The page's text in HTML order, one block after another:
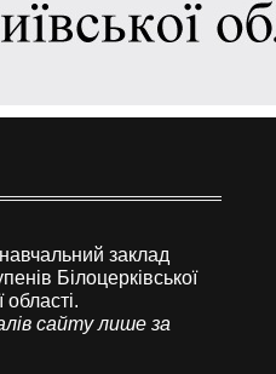
заклад
Білоцерківської
області.
сайту лише за